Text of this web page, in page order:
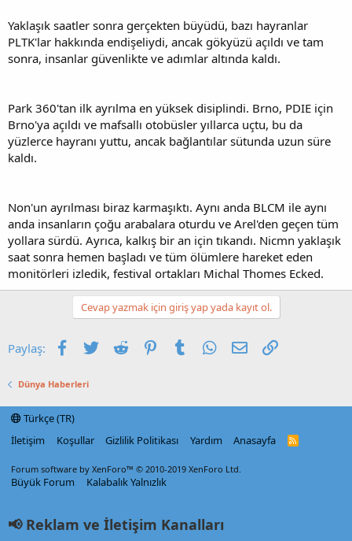
Yaklaşık saatler sonra gerçekten büyüdü, bazı hayranlar
PLTK'lar hakkında endişeliydi, ancak gökyüzü açıldı ve tam
sonra, insanlar güvenlikte ve adımlar altında kaldı.
Park 360'tan ilk ayrılma en yüksek disiplindi. Brno, PDIE için
Brno'ya açıldı ve mafsallı otobüsler yıllarca uçtu, bu da
yüzlerce hayranı yuttu, ancak bağlantılar sütunda uzun süre
kaldı.
Non'un ayrılması biraz karmaşıktı. Aynı anda BLCM ile aynı
anda insanların çoğu arabalara oturdu ve Arel'den geçen tüm
yollara sürdü. Ayrıca, kalkış bir an için tıkandı. Nicmn yaklaşık
saat sonra hemen başladı ve tüm ölümlere hareket eden
monitörleri izledik, festival ortakları Michal Thomes Ecked.
Cevap yazmak için giriş yap yada kayıt ol.
Paylaş: Facebook
TwitterReddit PinterestTumblrWhatsApp
E-postaLink
Dünya Haberleri
Türkçe (TR)
İletişim
Koşullar Gizlilik Politikası Yardım Anasayfa
R
Forum software by XenForo™ © 2010-2019 XenForo Ltd.
Büyük Forum Kalabalık Yalnızlık
📢 Reklam ve İletişim Kanalları